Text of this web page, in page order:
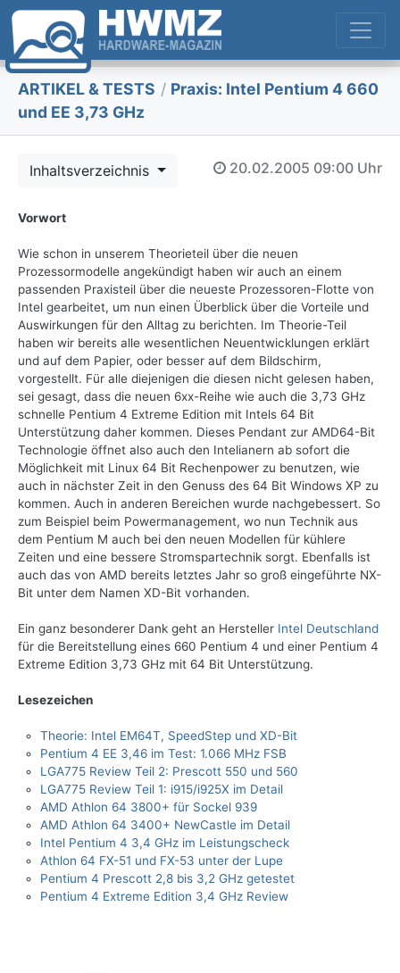
ARTIKEL & TESTS / Praxis: Intel Pentium 4 660
und EE 3,73 GHz
Inhaltsverzeichnis 20.02.2005 09:00 Uhr
Vorwort
Wie schon in unserem Theorieteil über die neuen
Prozessormodelle angekündigt haben wir auch an einem
passenden Praxisteil über die neueste Prozessoren-Flotte von
Intel gearbeitet, um nun einen Überblick über die Vorteile und
Auswirkungen für den Alltag zu berichten. Im Theorie-Teil
haben wir bereits alle wesentlichen Neuentwicklungen erklärt
und auf dem Papier, oder besser auf dem Bildschirm,
vorgestellt. Für alle diejenigen die diesen nicht gelesen haben,
sei gesagt, dass die neuen 6xx-Reihe wie auch die 3,73 GHz
schnelle Pentium 4 Extreme Edition mit Intels 64 Bit
Unterstützung daher kommen. Dieses Pendant zur AMD64-Bit
Technologie öffnet also auch den Intelianern ab sofort die
Möglichkeit mit Linux 64 Bit Rechenpower zu benutzen, wie
auch in nächster Zeit in den Genuss des 64 Bit Windows XP zu
kommen. Auch in anderen Bereichen wurde nachgebessert. So
zum Beispiel beim Powermanagement, wo nun Technik aus
dem Pentium M auch bei den neuen Modellen für kühlere
Zeiten und eine bessere Stromspartechnik sorgt. Ebenfalls ist
auch das von AMD bereits letztes Jahr so groß eingeführte NX-
Bit unter dem Namen XD-Bit vorhanden.
Ein ganz besonderer Dank geht an Hersteller Intel Deutschland
für die Bereitstellung eines 660 Pentium 4 und einer Pentium 4
Extreme Edition 3,73 GHz mit 64 Bit Unterstützung.
Lesezeichen
Theorie: Intel EM64T, SpeedStep und XD-Bit
Pentium 4 EE 3,46 im Test: 1.066 MHz FSB
LGA775 Review Teil 2: Prescott 550 und 560
LGA775 Review Teil 1: i915/i925X im Detail
AMD Athlon 64 3800+ für Sockel 939
AMD Athlon 64 3400+ NewCastle im Detail
Intel Pentium 4 3,4 GHz im Leistungscheck
Athlon 64 FX-51 und FX-53 unter der Lupe
Pentium 4 Prescott 2,8 bis 3,2 GHz getestet
Pentium 4 Extreme Edition 3,4 GHz Review